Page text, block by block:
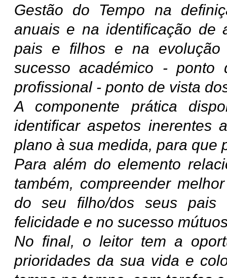
Gestão do Tempo na
anuais e na identificação de
pais e filhos e na
sucesso académico -
profissional - ponto de vista
A componente prática
identificar aspetos inerentes
plano à sua medida, para que
Para além do elemento
também, compreender
do seu filho/dos seus pais
felicidade e no sucesso
No final, o leitor tem a
prioridades da sua vida e